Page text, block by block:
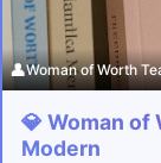
👤Woman of Worth
💎 Woman of
Modern